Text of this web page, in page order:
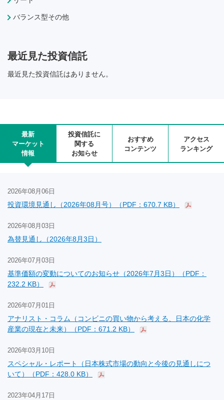
バランス型その他
最近見た投資信託
最近見た投資信託はありません。
最新
マーケット
情報
投資信託に
関する
お知らせ
おすすめ
コンテンツ
アクセス
ランキング
2026年08月06日
投資環境見通し（2026年08月号）（PDF：670.7 KB）
2026年08月03日
為替見通し（2026年8月3日）
2026年07月03日
基準価額の変動についてのお知らせ（2026年7月3日）（PDF：
232.2 KB）
2026年07月01日
アナリスト・コラム（コンビニの買い物から考える、日本の化学
産業の現在と未来）（PDF：671.2 KB）
2026年03月10日
スペシャル・レポート（日本株式市場の動向と今後の見通しにつ
いて）（PDF：428.0 KB）
2023年04月17日